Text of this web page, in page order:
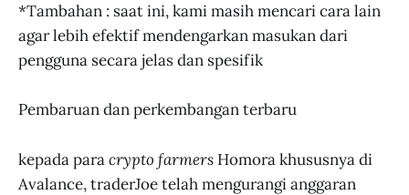
*Tambahan : saat ini, kami masih mencari cara lain
agar lebih efektif mendengarkan masukan dari
pengguna secara jelas dan spesifik
Pembaruan dan perkembangan terbaru
kepada paracrypto farmers Homora khususnya di
Avalance, traderJoe telah mengurangi anggaran